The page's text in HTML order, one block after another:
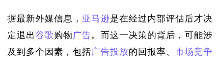
据最新外媒信息， 亚马逊是在经过内部评估后才决
定退出谷歌购物 广告。而这一决策的背后，可能涉
及到多个因素，包括广告投放的回报率、市场竞争